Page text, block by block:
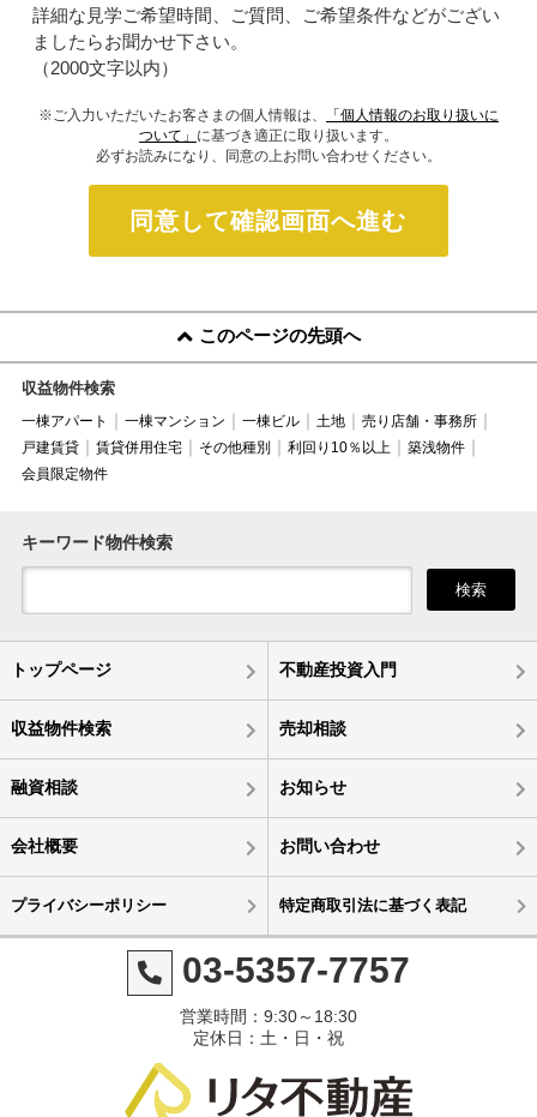
詳細な見学ご希望時間、ご質問、ご希望条件などがござい
ましたらお聞かせ下さい。
（2000文字以内）
※ご入力いただいたお客さまの個人情報は、
「個人情報のお取り扱いに
ついて」 に基づき適正に取り扱います。
必ずお読みになり、同意の上お問い合わせください。
同意して確認画面へ進む
このページの先頭へ
収益物件検索
一棟アパート 一棟マンション 一棟ビル 土地
売り店舗・事務所
戸建賃貸
賃貸併用住宅 その他種別 利回り10％以上
築浅物件
会員限定物件
キーワード物件検索
検索
トップページ 不動産投資入門
収益物件検索 売却相談
融資相談 お知らせ
会社概要 お問い合わせ
プライバシーポリシー 特定商取引法に基づく表記
03-5357-7757
営業時間：9:30～18:30
定休日：土・日・祝